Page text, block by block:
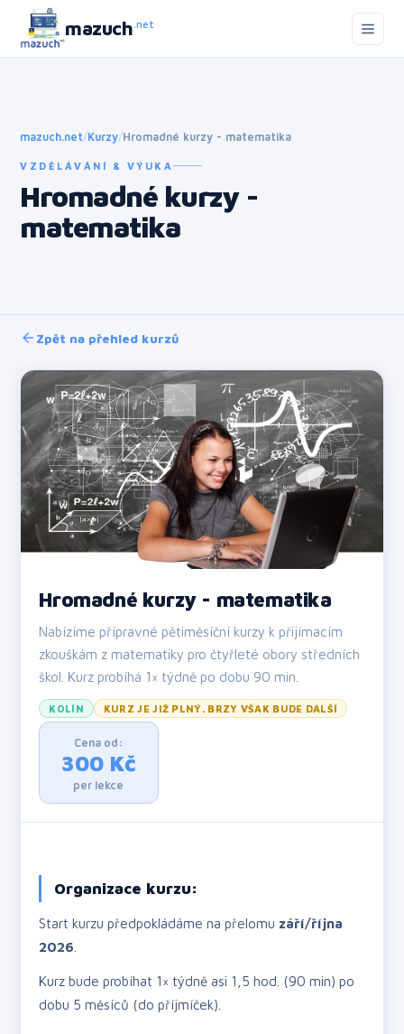
mazuch.net
mazuch.net/Kurzy/Hromadné kurzy - matematika
VZDĚLÁVÁNÍ & VÝUKA
Hromadné kurzy -
matematika
Zpět na přehled kurzů
Hromadné kurzy - matematika
Nabízíme přípravné pětiměsíční kurzy k přijímacím
zkouškám z matematiky pro čtyřleté obory středních
škol. Kurz probíhá 1× týdně po dobu 90 min.
KOLÍN KURZ JE JIŽ PLNÝ. BRZY VŠAK BUDE DALŠÍ
Cena od:
300 Kč
per lekce
Organizace kurzu:
Start kurzu předpokládáme na přelomu září/října
2026
Kurz bude probíhat 1× týdně asi 1,5 hod. (90 min) po
dobu 5 měsíců (do příjmíček).